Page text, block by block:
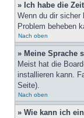
» Ich habe die
Wenn du dir
Problem beheben
Nach oben
» Meine Sprache
Meist hat die
installieren kann.
Seite).
Nach oben
» Wie kann ich